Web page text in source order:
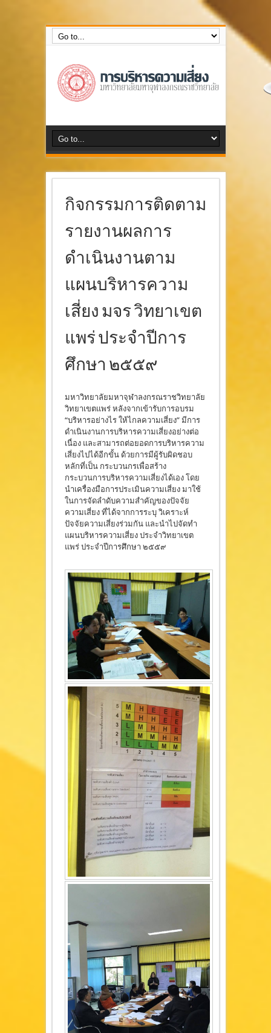
กิจกรรมการติดตาม
รายงานผลการ
ดำเนินงานตาม
แผนบริหารความ
เสี่ยง มจร วิทยาเขต
แพร่ ประจำปีการ
ศึกษา ๒๕๕๙
มหาวิทยาลัยมหาจุฬาลงกรณราชวิทยาลัย
วิทยาเขตแพร่ หลังจากเข้ารับการอบรม
“บริหารอย่างไร ให้ไกลความเสี่ยง” มีการ
ดำเนินงานการบริหารความเสี่ยงอย่างต่อ
เนื่อง และสามารถต่อยอดการบริหารความ
เสี่ยงไปได้อีกขั้น ด้วยการมีผู้รับผิดชอบ
หลักที่เป็น กระบวนกรเพื่อสร้าง
กระบวนการบริหารความเสี่ยงได้เอง โดย
นำเครื่องมือการประเมินความเสี่ยง มาใช้
ในการจัดลำดับความสำคัญของปัจจัย
ความเสี่ยง ที่ได้จากการระบุ วิเคราะห์
ปัจจัยความเสี่ยงร่วมกัน และนำไปจัดทำ
แผนบริหารความเสี่ยง ประจำวิทยาเขต
แพร่ ประจำปีการศึกษา ๒๕๕๙